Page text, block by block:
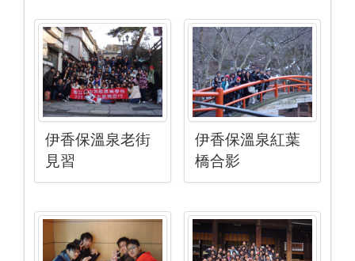
伊香保溫泉老街
見習
伊香保溫泉紅葉
橋合影